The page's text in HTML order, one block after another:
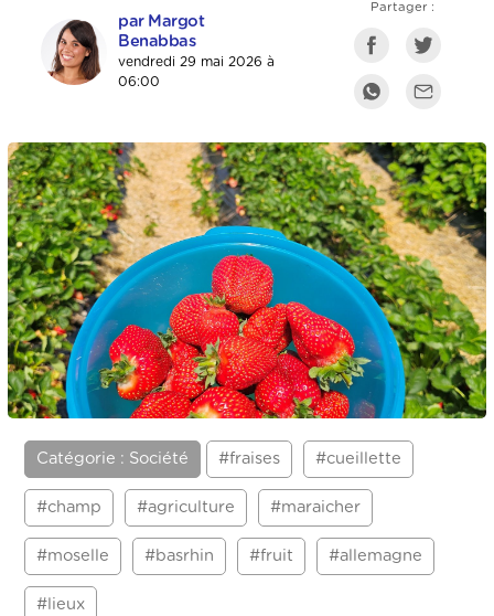
par Margot
Benabbas
vendredi 29 mai 2026 à
06:00
Partager :
Catégorie : Société #fraises #cueillette
#champ #agriculture #maraicher
#moselle #basrhin #fruit #allemagne
#lieux